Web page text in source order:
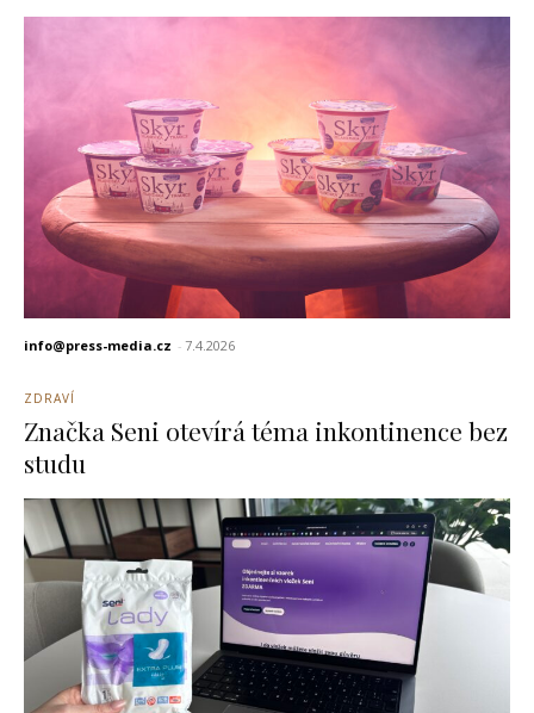
info@press-media.cz - 7.4.2026
ZDRAVÍ
Značka Seni otevírá téma inkontinence bez
studu